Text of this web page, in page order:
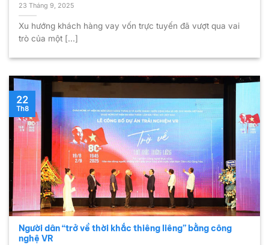
23 Tháng 9, 2025
Xu hướng khách hàng vay vốn trực tuyến đã vượt qua vai
trò của một [...]
Người dân “trở về thời khắc thiêng liêng” bằng công
nghệ VR
22
Th8